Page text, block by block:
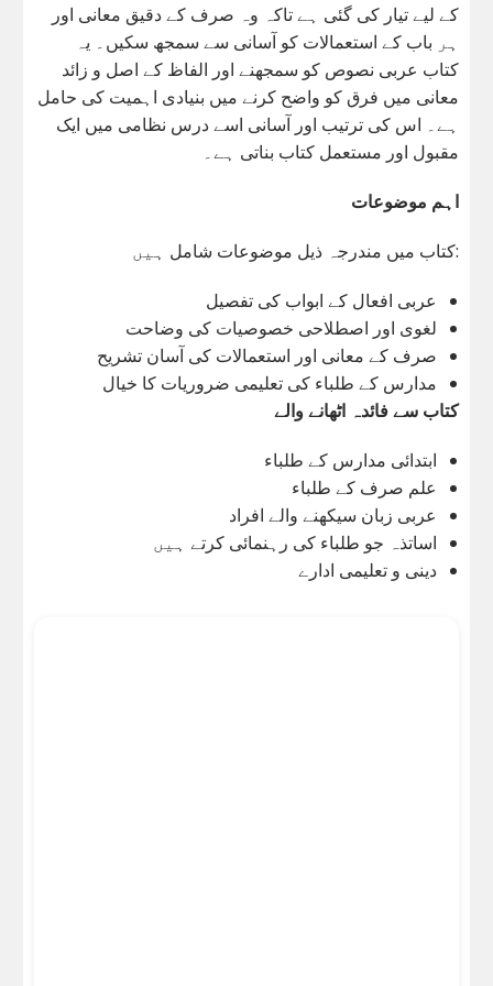
کے لیے تیار کی گئی ہے تاکہ وہ صرف کے دقیق معانی اور
ہر باب کے استعمالات کو آسانی سے سمجھ سکیں۔ یہ
کتاب عربی نصوص کو سمجھنے اور الفاظ کے اصل و زائد
معانی میں فرق کو واضح کرنے میں بنیادی اہمیت کی حامل
ہے۔ اس کی ترتیب اور آسانی اسے درس نظامی میں ایک
مقبول اور مستعمل کتاب بناتی ہے۔
اہم موضوعات
کتاب میں مندرجہ ذیل موضوعات شامل ہیں:
عربی افعال کے ابواب کی تفصیل
لغوی اور اصطلاحی خصوصیات کی وضاحت
صرف کے معانی اور استعمالات کی آسان تشریح
مدارس کے طلباء کی تعلیمی ضروریات کا خیال
کتاب سے فائدہ اٹھانے والے
ابتدائی مدارس کے طلباء
علم صرف کے طلباء
عربی زبان سیکھنے والے افراد
اساتذہ جو طلباء کی رہنمائی کرتے ہیں
دینی و تعلیمی ادارے